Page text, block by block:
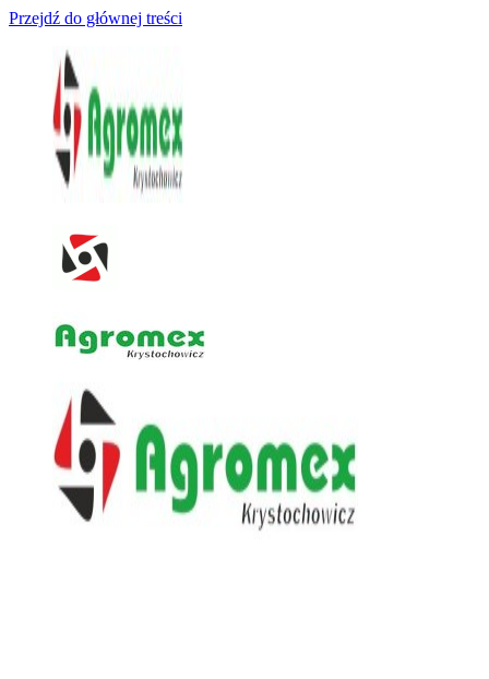
Przejdź do głównej treści